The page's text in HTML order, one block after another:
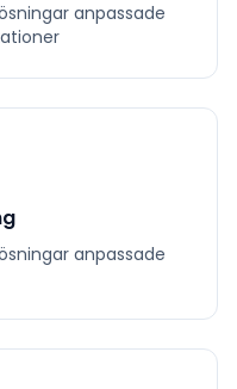
anpassade
anpassade